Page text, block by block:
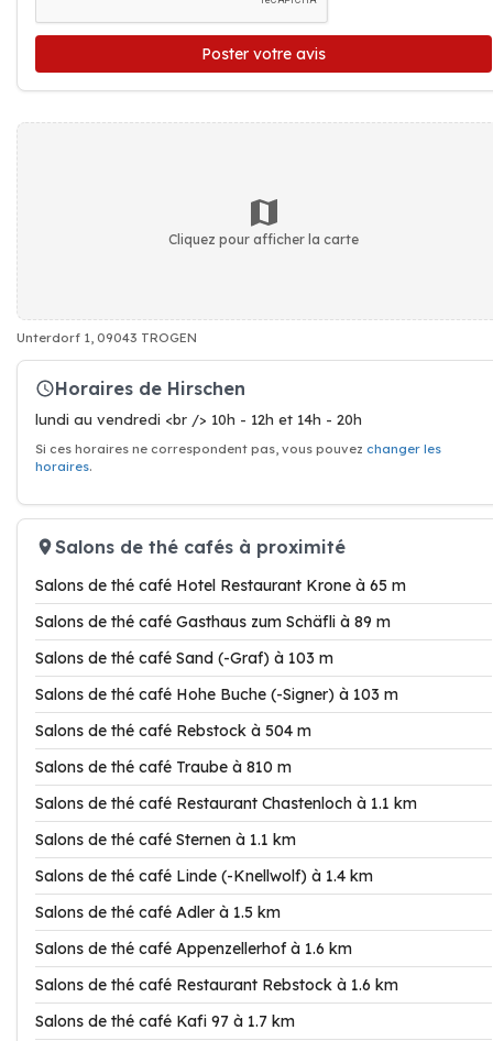
Poster votre avis
Cliquez pour afficher la carte
Unterdorf 1, 09043 TROGEN
Horaires de Hirschen
lundi au vendredi <br /> 10h - 12h et 14h - 20h
Si ces horaires ne correspondent pas, vous pouvez changer les
horaires.
Salons de thé cafés à proximité
Salons de thé café Hotel Restaurant Krone à 65 m
Salons de thé café Gasthaus zum Schäfli à 89 m
Salons de thé café Sand (-Graf) à 103 m
Salons de thé café Hohe Buche (-Signer) à 103 m
Salons de thé café Rebstock à 504 m
Salons de thé café Traube à 810 m
Salons de thé café Restaurant Chastenloch à 1.1 km
Salons de thé café Sternen à 1.1 km
Salons de thé café Linde (-Knellwolf) à 1.4 km
Salons de thé café Adler à 1.5 km
Salons de thé café Appenzellerhof à 1.6 km
Salons de thé café Restaurant Rebstock à 1.6 km
Salons de thé café Kafi 97 à 1.7 km